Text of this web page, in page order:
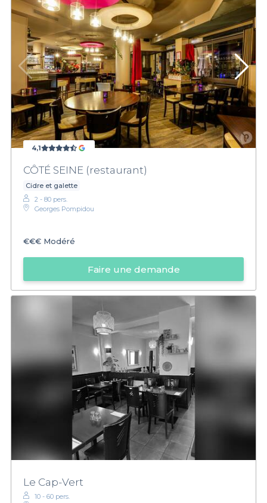
4,1
CÔTÉ SEINE (restaurant)
Cidre et galette
2 - 80 pers.
Georges Pompidou
€€€ Modéré
Faire une demande
Le Cap-Vert
10 - 60 pers.